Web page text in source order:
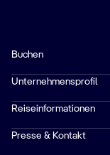
Buchen
Unternehmensprofil
Reiseinformationen
Presse & Kontakt